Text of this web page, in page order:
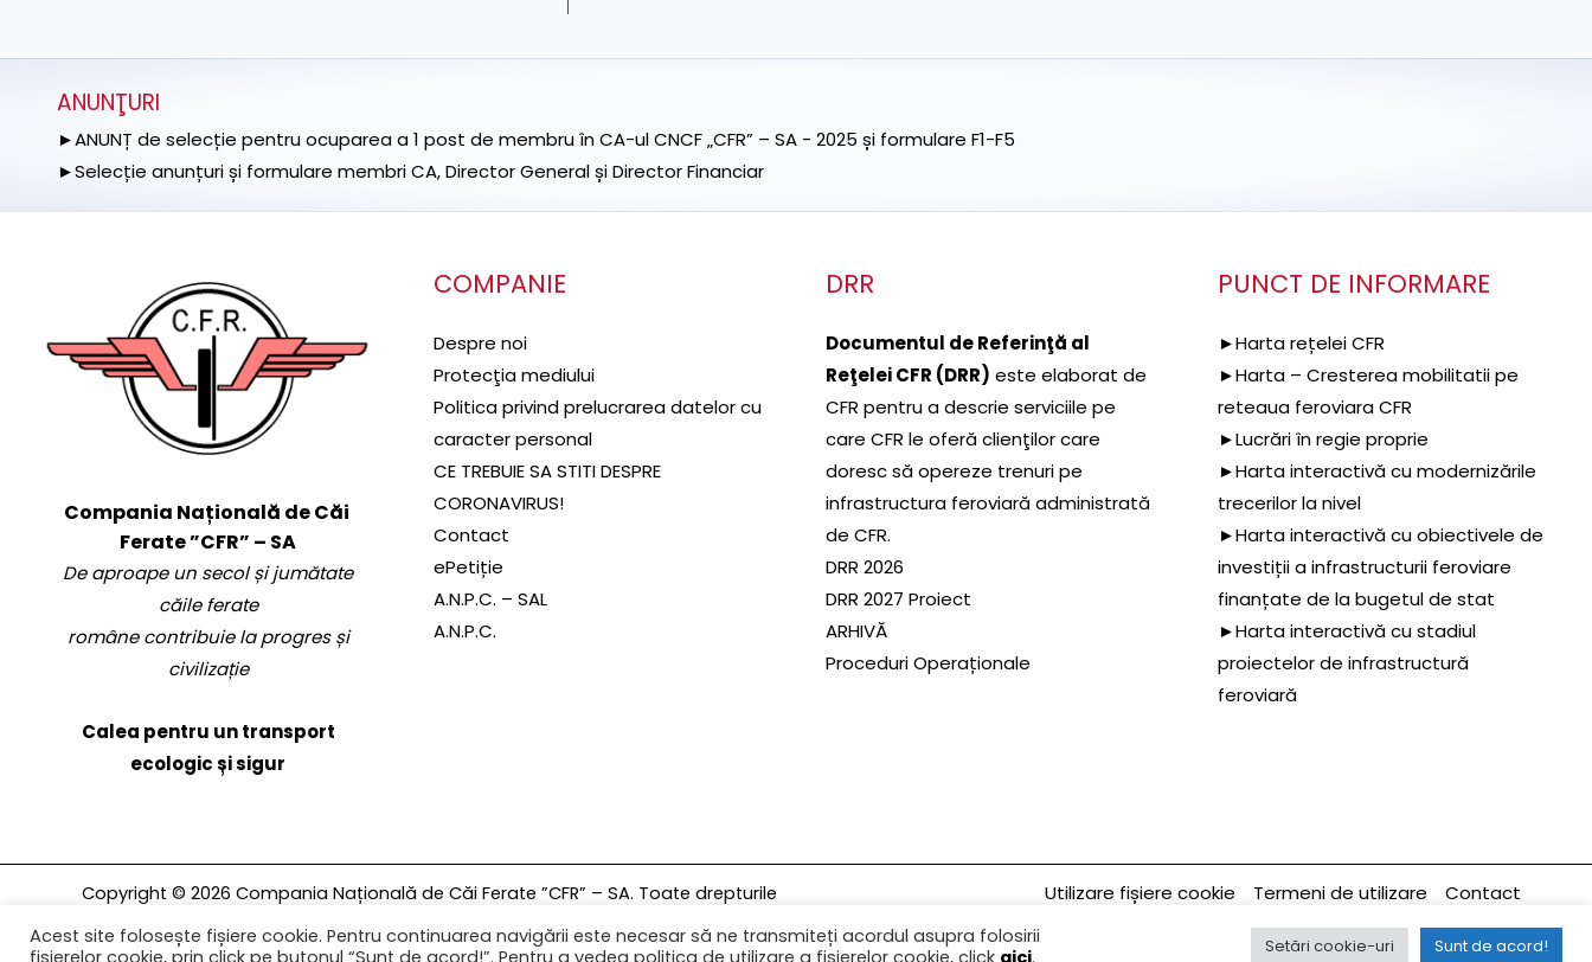
ANUNŢURI
►ANUNȚ de selecție pentru ocuparea a 1 post de membru în CA-ul CNCF „CFR” – SA - 2025 și formulare F1-F5
►Selecție anunțuri și formulare membri CA, Director General și Director Financiar
Compania Națională de Căi
Ferate ”CFR” – SA
De aproape un secol și jumătate
căile ferate
române contribuie la progres și
civilizație
Calea pentru un transport
ecologic și sigur
COMPANIE
Despre noi
Protecţia mediului
Politica privind prelucrarea datelor cu
caracter personal
CE TREBUIE SA STITI DESPRE
CORONAVIRUS!
Contact
ePetiție
A.N.P.C. – SAL
A.N.P.C.
DRR
Documentul de Referinţă al
Reţelei CFR (DRR) este elaborat de
CFR pentru a descrie serviciile pe
care CFR le oferă clienţilor care
doresc să opereze trenuri pe
infrastructura feroviară administrată
de CFR.
DRR 2026
DRR 2027 Proiect
ARHIVĂ
Proceduri Operaționale
PUNCT DE INFORMARE
►Harta rețelei CFR
►Harta – Cresterea mobilitatii pe
reteaua feroviara CFR
►Lucrări în regie proprie
►Harta interactivă cu modernizările
trecerilor la nivel
►Harta interactivă cu obiectivele de
investiții a infrastructurii feroviare
finanțate de la bugetul de stat
►Harta interactivă cu stadiul
proiectelor de infrastructură
feroviară
Copyright © 2026 Compania Națională de Căi Ferate ”CFR” – SA. Toate drepturile
rezervate.
Utilizare fișiere cookie Termeni de utilizare Contact
Ultima modificare a paginii 23/01/2024
Acest site folosește fișiere cookie. Pentru continuarea navigării este necesar să ne transmiteți acordul asupra folosirii
fișierelor cookie, prin click pe butonul “Sunt de acord!”. Pentru a vedea politica de utilizare a fișierelor cookie, click aici. Setări cookie-uri Sunt de acord!